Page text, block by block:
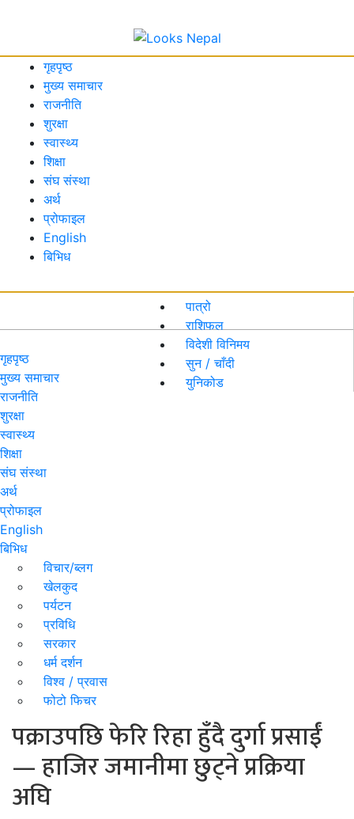
गृहपृष्ठ
मुख्य समाचार
राजनीति
शुरक्षा
स्वास्थ्य
शिक्षा
संघ संस्था
अर्थ
प्रोफाइल
English
बिभिध
पात्रो
राशिफल
विदेशी विनिमय
सुन / चाँदी
युनिकोड
गृहपृष्ठ
मुख्य समाचार
राजनीति
शुरक्षा
स्वास्थ्य
शिक्षा
संघ संस्था
अर्थ
प्रोफाइल
English
बिभिध
विचार/ब्लग
खेलकुद
पर्यटन
प्रविधि
सरकार
धर्म दर्शन
विश्व / प्रवास
फोटो फिचर
पक्राउपछि फेरि रिहा हुँदै दुर्गा प्रसाईं
— हाजिर जमानीमा छुट्ने प्रक्रिया
अघि